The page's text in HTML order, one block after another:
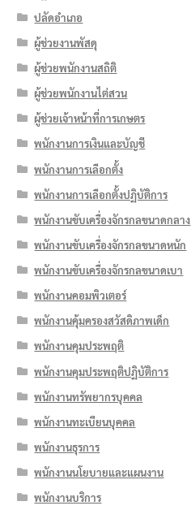
ปลัดอำเภอ
ผู้ช่วยงานพัสดุ
ผู้ช่วยพนักงานสถิติ
ผู้ช่วยพนักงานไต่สวน
ผู้ช่วยเจ้าหน้าที่การเกษตร
พนักงานการเงินและบัญชี
พนักงานการเลือกตั้ง
พนักงานการเลือกตั้งปฏิบัติการ
พนักงานขับเครื่องจักรกลขนาดกลาง
พนักงานขับเครื่องจักรกลขนาดหนัก
พนักงานขับเครื่องจักรกลขนาดเบา
พนักงานคอมพิวเตอร์
พนักงานคุ้มครองสวัสดิภาพเด็ก
พนักงานคุมประพฤติ
พนักงานคุมประพฤติปฏิบัติการ
พนักงานทรัพยากรบุคคล
พนักงานทะเบียนบุคคล
พนักงานธุรการ
พนักงานนโยบายและแผนงาน
พนักงานบริการ